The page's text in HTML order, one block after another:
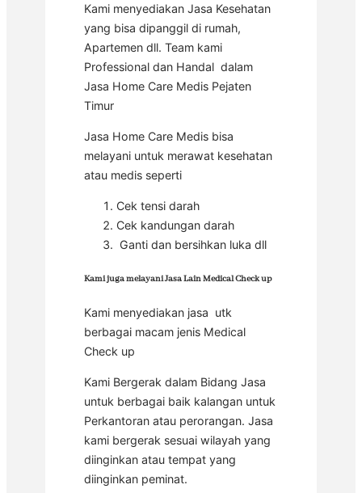
Kami menyediakan Jasa Kesehatan
yang bisa dipanggil di rumah,
Apartemen dll. Team kami
Professional dan Handal dalam
Jasa Home Care Medis Pejaten
Timur
Jasa Home Care Medis bisa
melayani untuk merawat kesehatan
atau medis seperti
Cek tensi darah
Cek kandungan darah
Ganti dan bersihkan luka dll
Kami juga melayani Jasa Lain Medical Check up
Kami menyediakan jasa utk
berbagai macam jenis Medical
Check up
Kami Bergerak dalam Bidang Jasa
untuk berbagai baik kalangan untuk
Perkantoran atau perorangan. Jasa
kami bergerak sesuai wilayah yang
diinginkan atau tempat yang
diinginkan peminat.